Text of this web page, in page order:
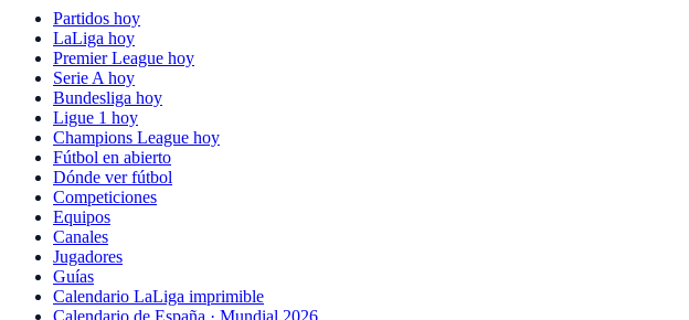
Partidos hoy
LaLiga hoy
Premier League hoy
Serie A hoy
Bundesliga hoy
Ligue 1 hoy
Champions League hoy
Fútbol en abierto
Dónde ver fútbol
Competiciones
Equipos
Canales
Jugadores
Guías
Calendario LaLiga imprimible
Calendario de España · Mundial 2026